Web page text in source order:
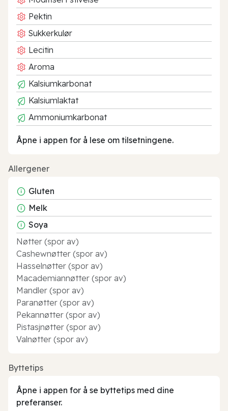
Pektin
Sukkerkulør
Lecitin
Aroma
Kalsiumkarbonat
Kalsiumlaktat
Ammoniumkarbonat
Åpne i appen for å lese om tilsetningene.
Allergener
Gluten
Melk
Soya
Nøtter (spor av)
Cashewnøtter (spor av)
Hasselnøtter (spor av)
Macademiannøtter (spor av)
Mandler (spor av)
Paranøtter (spor av)
Pekannøtter (spor av)
Pistasjnøtter (spor av)
Valnøtter (spor av)
Byttetips
Åpne i appen for å se byttetips med dine
preferanser.